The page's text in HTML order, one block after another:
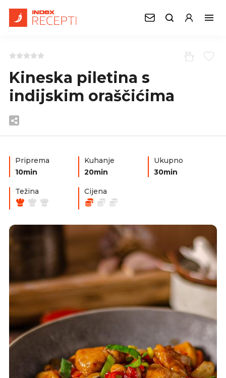
Kineska piletina s
indijskim oraščićima
Priprema
10min
Kuhanje
20min
Ukupno
30min
Težina Cijena